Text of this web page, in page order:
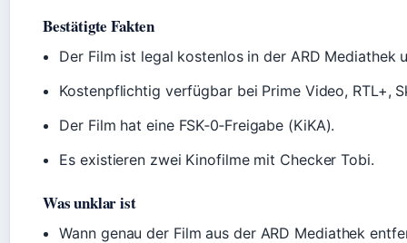
Bestätigte Fakten
Der Film ist legal kostenlos in der ARD Mediathek
Kostenpflichtig verfügbar bei Prime Video, RTL+,
Der Film hat eine FSK‑0‑Freigabe (KiKA).
Es existieren zwei Kinofilme mit Checker Tobi.
Was unklar ist
Wann genau der Film aus der ARD Mediathek